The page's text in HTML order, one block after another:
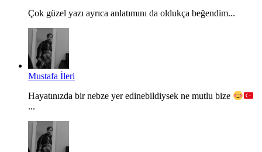
Çok güzel yazı ayrıca anlatımını da oldukça beğendim...
Mustafa İleri
Hayatınızda bir nebze yer edinebildiysek ne mutlu bize
...